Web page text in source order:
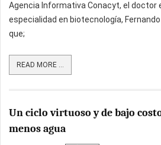
Agencia Informativa Conacyt, el doctor
especialidad en biotecnología,
que;
READ MORE ...
Un ciclo virtuoso y de bajo
menos agua